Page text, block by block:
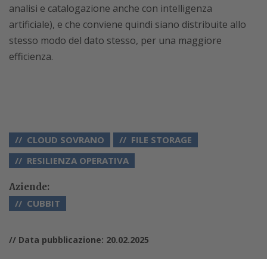
analisi e catalogazione anche con intelligenza
artificiale), e che conviene quindi siano distribuite allo
stesso modo del dato stesso, per una maggiore
efficienza.
CLOUD SOVRANO
FILE STORAGE
RESILIENZA OPERATIVA
Aziende:
CUBBIT
// Data pubblicazione: 20.02.2025